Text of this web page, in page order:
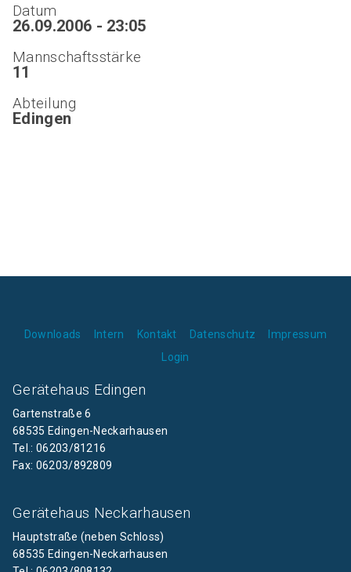
Datum
26.09.2006 - 23:05
Mannschaftsstärke
11
Abteilung
Edingen
Downloads Intern Kontakt Datenschutz
Impressum
Login
Gerätehaus Edingen
Gartenstraße 6
68535 Edingen-Neckarhausen
Tel.: 06203/81216
Fax: 06203/892809
Gerätehaus Neckarhausen
Hauptstraße (neben Schloss)
68535 Edingen-Neckarhausen